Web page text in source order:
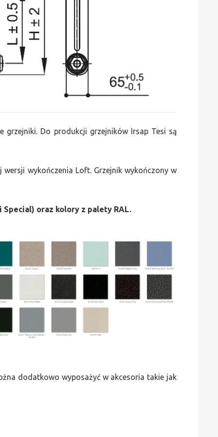
grzejniki. Do produkcji grzejników Irsap Tesi są
wykończenia Loft. Grzejnik wykończony w
oraz kolory z palety RAL.
dodatkowo wyposażyć w akcesoria takie jak